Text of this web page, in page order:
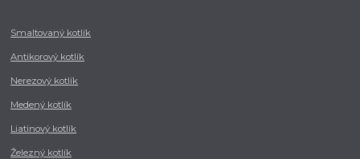
Smaltovaný kotlík
Antikorový kotlík
Nerezový kotlík
Medený kotlík
Liatinový kotlík
Železný kotlík